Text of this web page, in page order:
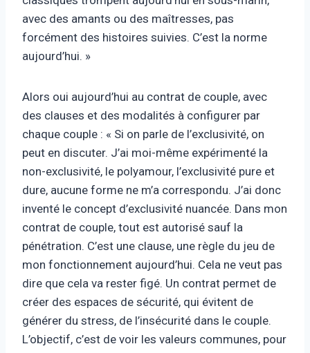
avec des amants ou des maîtresses, pas
forcément des histoires suivies. C’est la norme
aujourd’hui. »
Alors oui aujourd’hui au contrat de couple, avec
des clauses et des modalités à configurer par
chaque couple : « Si on parle de l’exclusivité, on
peut en discuter. J’ai moi-même expérimenté la
non-exclusivité, le polyamour, l’exclusivité pure et
dure, aucune forme ne m’a correspondu. J’ai donc
inventé le concept d’exclusivité nuancée. Dans mon
contrat de couple, tout est autorisé sauf la
pénétration. C’est une clause, une règle du jeu de
mon fonctionnement aujourd’hui. Cela ne veut pas
dire que cela va rester figé. Un contrat permet de
créer des espaces de sécurité, qui évitent de
générer du stress, de l’insécurité dans le couple.
L’objectif, c’est de voir les valeurs communes, pour